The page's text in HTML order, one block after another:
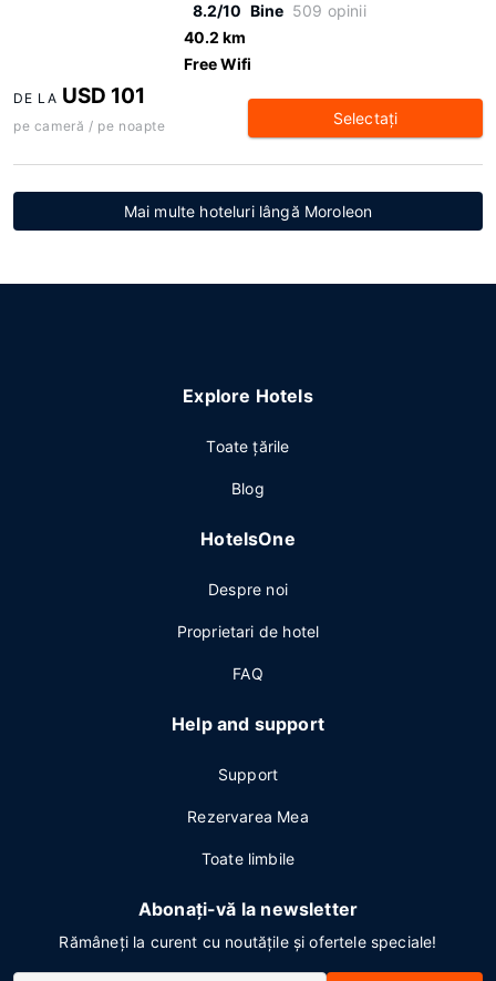
8.2/10 Bine 509 opinii
40.2 km
Free Wifi
DE LA USD 101
pe cameră / pe noapte Selectaţi
Mai multe hoteluri lângă Moroleon
Explore Hotels
Toate ţările
Blog
HotelsOne
Despre noi
Proprietari de hotel
FAQ
Help and support
Support
Rezervarea Mea
Toate limbile
Abonați-vă la newsletter
Rămâneți la curent cu noutățile și ofertele speciale!